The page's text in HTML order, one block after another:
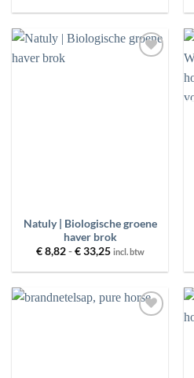
Natuly | Biologische groene
haver brok
€8,82 - €33,25Prijsklasse:
tot
incl. btw